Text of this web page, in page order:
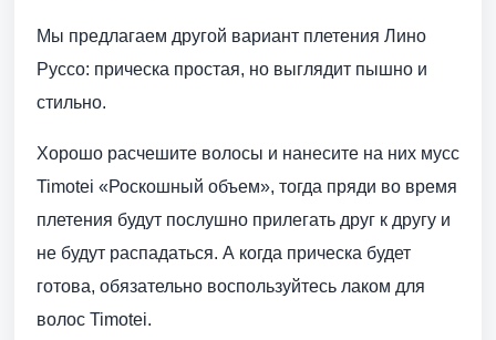
Мы предлагаем другой вариант плетения Лино
Руссо: прическа простая, но выглядит пышно и
стильно.
Хорошо расчешите волосы и нанесите на них мусс
Timotei «Роскошный объем», тогда пряди во время
плетения будут послушно прилегать друг к другу и
не будут распадаться. А когда прическа будет
готова, обязательно воспользуйтесь лаком для
волос Timotei.